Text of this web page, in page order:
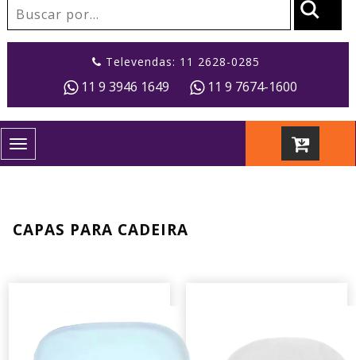
Televendas: 11 2628-0285
11 9 3946 1649 11 9 7674-1600
Toggle
navigation
CAPAS PARA CADEIRA